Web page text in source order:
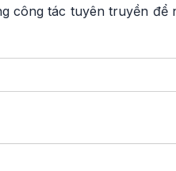
công tác tuyên truyền để